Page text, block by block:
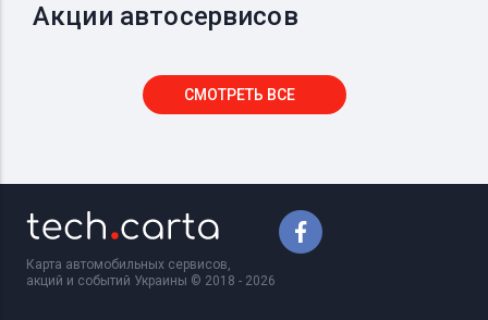
Акции автосервисов
СМОТРЕТЬ ВСЕ
Карта автомобильных сервисов,
акций и событий Украины © 2018 - 2026